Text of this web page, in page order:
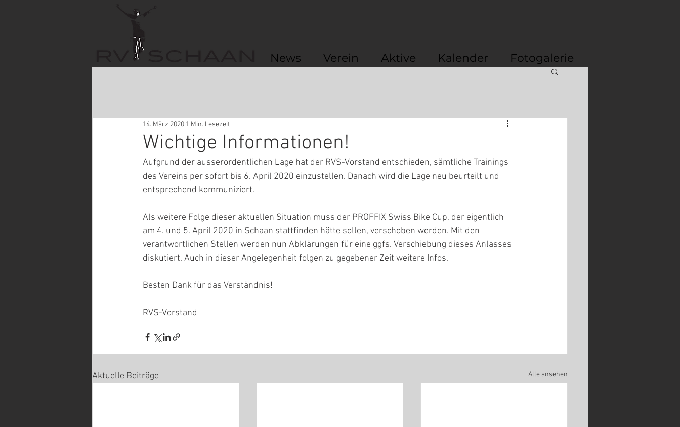
News Verein Aktive Kalender Fotogalerie
Wichtige Informationen!
14. März 2020 1 Min. Lesezeit
Aufgrund der ausserordentlichen Lage hat der RVS-Vorstand entschieden, sämtliche Trainings
des Vereins per sofort bis 6. April 2020 einzustellen. Danach wird die Lage neu beurteilt und
entsprechend kommuniziert.
Als weitere Folge dieser aktuellen Situation muss der PROFFIX Swiss Bike Cup, der eigentlich
am 4. und 5. April 2020 in Schaan stattfinden hätte sollen, verschoben werden. Mit den
verantwortlichen Stellen werden nun Abklärungen für eine ggfs. Verschiebung dieses Anlasses
diskutiert. Auch in dieser Angelegenheit folgen zu gegebener Zeit weitere Infos.
Besten Dank für das Verständnis!
RVS-Vorstand
Aktuelle Beiträge Alle ansehen